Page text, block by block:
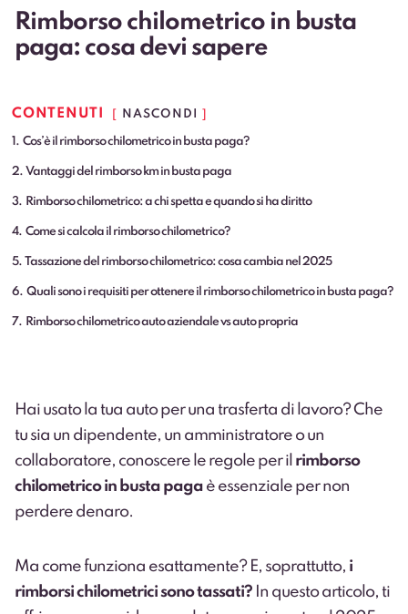
Rimborso chilometrico in busta
paga: cosa devi sapere
CONTENUTI NASCONDI
Cos’è il rimborso chilometrico in busta paga?
2 Vantaggi del rimborso km in busta paga
3 Rimborso chilometrico: a chi spetta e quando si ha diritto
4 Come si calcola il rimborso chilometrico?
5 Tassazione del rimborso chilometrico: cosa cambia nel 2025
6 Quali sono i requisiti per ottenere il rimborso chilometrico in busta paga?
7 Rimborso chilometrico auto aziendale vs auto propria
Hai usato la tua auto per una trasferta di lavoro? Che
tu sia un dipendente, un amministratore o un
collaboratore, conoscere le regole per il rimborso
chilometrico in busta paga è essenziale per non
perdere denaro.
Ma come funziona esattamente? E, soprattutto, i
rimborsi chilometrici sono tassati? In questo articolo, ti